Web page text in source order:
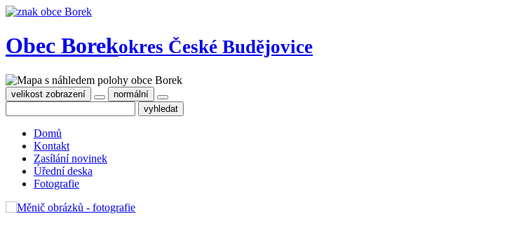
Obec Borekokres České Budějovice
velikost zobrazení normální
Domů
Kontakt
Zasílání novinek
Úřední deska
Fotografie